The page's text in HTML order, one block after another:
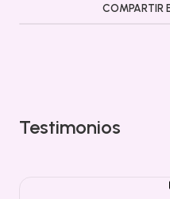
COMPARTIR
Testimonios